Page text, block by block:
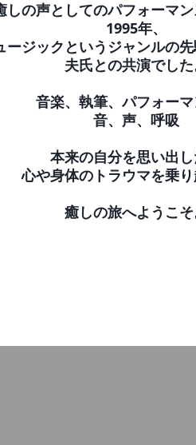
しの声としてのパフォーマン
1995年、
ージックというジャンルの
夫氏との共演でした
音楽、執筆、パフォーマ
音、声、呼吸
本来の自分を思い出
心や身体のトラウマを乗
癒しの旅へようこそ